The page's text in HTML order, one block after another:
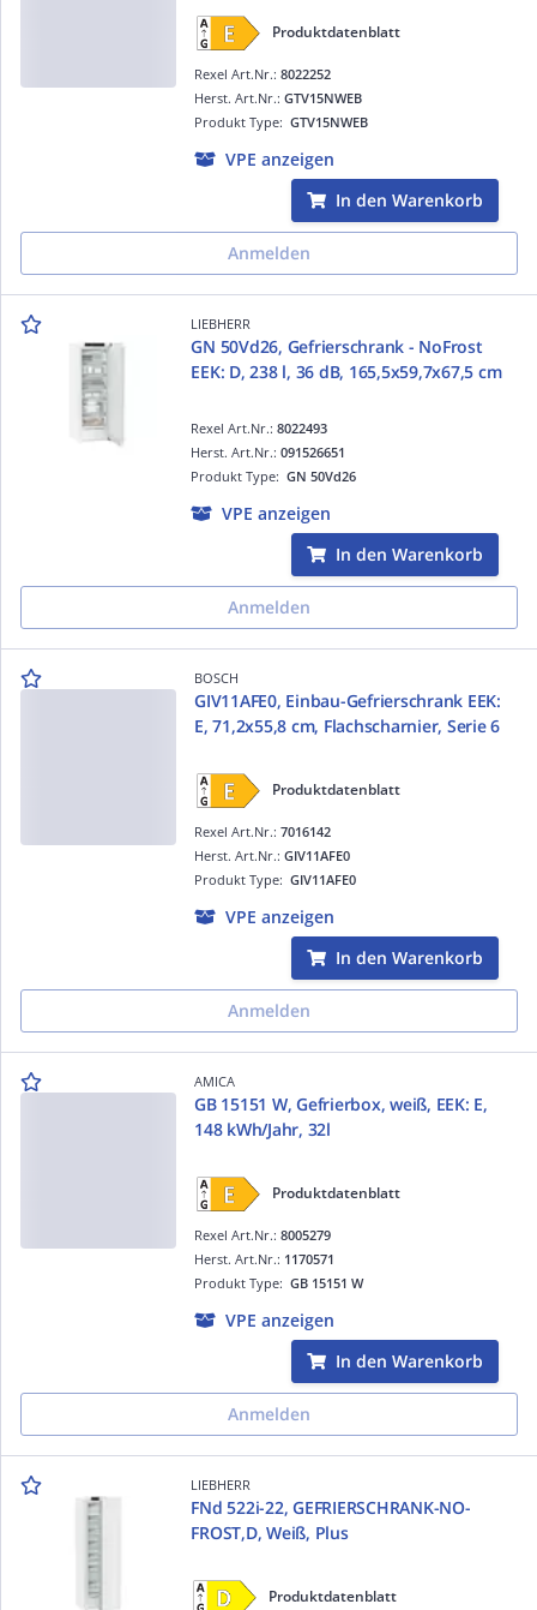
Produktdatenblatt
Rexel Art.Nr.: 8022252
Produkt Type: GTV15NWEB
Herst. Art.Nr.: GTV15NWEB
VPE anzeigen
In den Warenkorb
Anmelden
LIEBHERR
GN 50Vd26, Gefrierschrank - NoFrost
EEK: D, 238 l, 36 dB, 165,5x59,7x67,5 cm
Rexel Art.Nr.:8022493
Produkt Type:GN 50Vd26
Herst. Art.Nr.:091526651
VPE anzeigen
In den Warenkorb
Anmelden
BOSCH
GIV11AFE0, Einbau-Gefrierschrank EEK:
E, 71,2x55,8 cm, Flachscharnier, Serie 6
Produktdatenblatt
Rexel Art.Nr.: 7016142
Produkt Type: GIV11AFE0
Herst. Art.Nr.: GIV11AFE0
VPE anzeigen
In den Warenkorb
Anmelden
AMICA
GB 15151 W, Gefrierbox, weiß, EEK: E,
148 kWh/Jahr, 32l
Produktdatenblatt
Rexel Art.Nr.: 8005279
Produkt Type: GB 15151 W
Herst. Art.Nr.: 1170571
VPE anzeigen
In den Warenkorb
Anmelden
LIEBHERR
FNd 522i-22, GEFRIERSCHRANK-NO-
FROST,D, Weiß, Plus
Produktdatenblatt